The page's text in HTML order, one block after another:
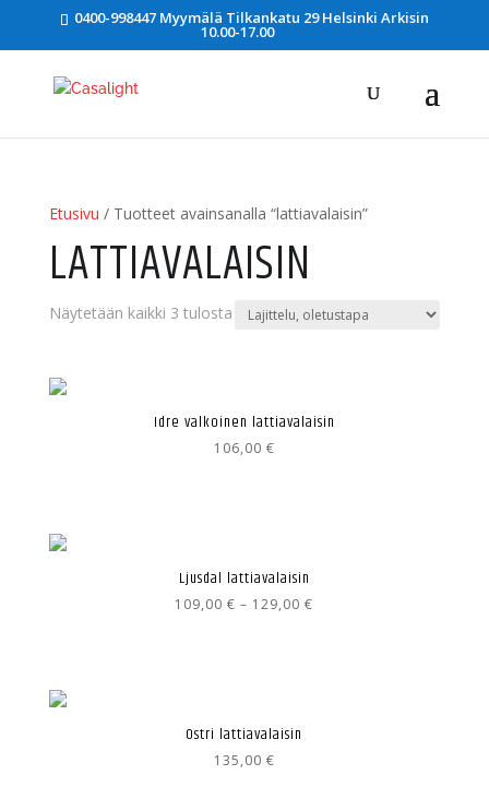
0400-998447 Myymälä Tilkankatu 29 Helsinki Arkisin
10.00-17.00
Etusivu / Tuotteet avainsanalla “lattiavalaisin”
LATTIAVALAISIN
Näytetään kaikki 3 tulosta
Idre valkoinen lattiavalaisin
106,00 €
Ljusdal lattiavalaisin
109,00€ – 129,00€
Ostri lattiavalaisin
135,00 €